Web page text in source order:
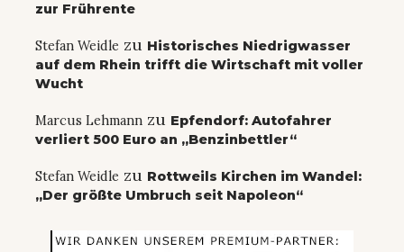
zur Frührente
Stefan Weidle zu Historisches Niedrigwasser
auf dem Rhein trifft die Wirtschaft mit voller
Wucht
Marcus Lehmann zu Epfendorf: Autofahrer
verliert 500 Euro an „Benzinbettler“
Stefan Weidle zu Rottweils Kirchen im Wandel:
„Der größte Umbruch seit Napoleon“